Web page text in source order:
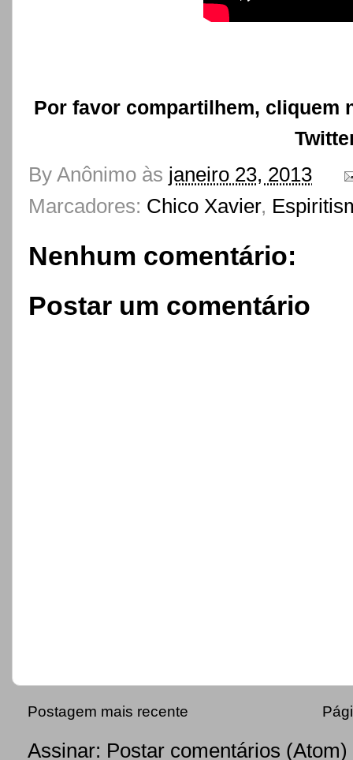
Por favor compartilhem, cliquem
By Anônimo às janeiro 23, 2013
Marcadores: Chico Xavier,
Nenhum comentário:
Postar um comentário
Postagem mais recente
Assinar: Postar comentários (Atom)